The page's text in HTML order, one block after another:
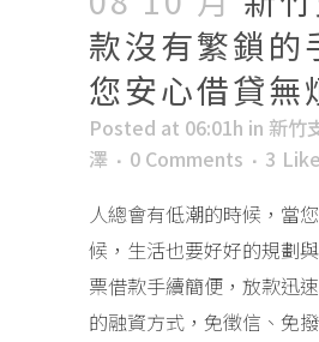
款沒有繁鎖的
您安心借貸無
Posted at 06:01h in 新竹
澤
0 Comments 3
人總會有低潮的時候，當
候，生活也要好好的規劃
票借款手續簡便，放款迅
的融資方式，免徵信、免